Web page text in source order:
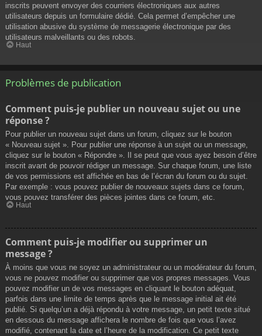
inscrits peuvent envoyer des courriers électroniques aux autres
utilisateurs depuis un formulaire dédié. Cela permet d’empêcher une
utilisation abusive du système de messagerie électronique par des
utilisateurs malveillants ou des robots.
Haut
Problèmes de publication
Comment puis-je publier un nouveau sujet ou une
réponse ?
Pour publier un nouveau sujet dans un forum, cliquez sur le bouton
« Nouveau sujet ». Pour publier une réponse à un sujet ou un message,
cliquez sur le bouton « Répondre ». Il se peut que vous ayez besoin d’être
inscrit avant de pouvoir rédiger un message. Sur chaque forum, une liste
de vos permissions est affichée en bas de l’écran du forum ou du sujet.
Par exemple : vous pouvez publier de nouveaux sujets dans ce forum,
vous pouvez transférer des pièces jointes dans ce forum, etc.
Haut
Comment puis-je modifier ou supprimer un
message ?
À moins que vous ne soyez un administrateur ou un modérateur du forum,
vous ne pouvez modifier ou supprimer que vos propres messages. Vous
pouvez modifier un de vos messages en cliquant le bouton adéquat,
parfois dans une limite de temps après que le message initial ait été
publié. Si quelqu’un a déjà répondu à votre message, un petit texte situé
en dessous du message affichera le nombre de fois que vous l’avez
modifié, contenant la date et l’heure de la modification. Ce petit texte